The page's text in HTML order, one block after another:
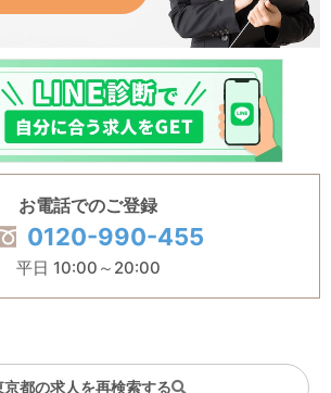
お電話でのご登録
0120-990-455
平日 10:00～20:00
京都の求人を再検索する